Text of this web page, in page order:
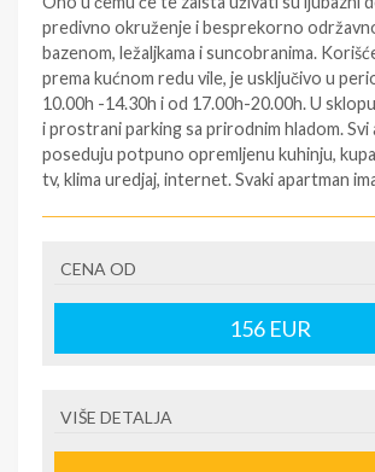
predivno okruženje i besprekorno
bazenom, ležaljkama i suncobranima.
prema kućnom redu vile, je usključivo u
10.00h -14.30h i od 17.00h-20.00h. U
i prostrani parking sa prirodnim hladom. Svi
poseduju potpuno opremljenu kuhinju,
tv, klima uredjaj, internet. Svaki apartman
1/4 apartman - br.1 u jednoj prostoriji je
kreveta (sofe) (dimenzija 190cm*90cm) , u
prostoriji jedan bračni ležaj.
1/4 apartman - br.2 u jednoj prostoriji je
drugoj prostoriji jedan bračni ležaj.
CENA OD
156 EUR
VIŠE DETALJA